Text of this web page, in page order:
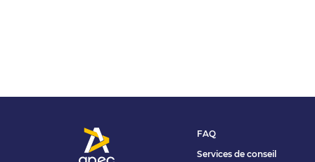
FAQ
Services de conseil